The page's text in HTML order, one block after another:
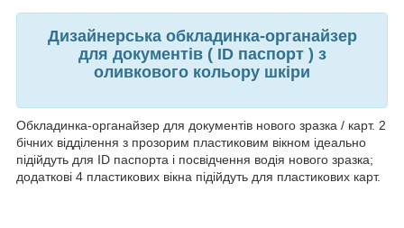
Дизайнерська обкладинка-органайзер
для документів ( ID паспорт ) з
оливкового кольору шкіри
Обкладинка-органайзер для документів нового зразка / карт. 2
бічних відділення з прозорим пластиковим вікном ідеально
підійдуть для ID паспорта і посвідчення водія нового зразка;
додаткові 4 пластикових вікна підійдуть для пластикових карт.